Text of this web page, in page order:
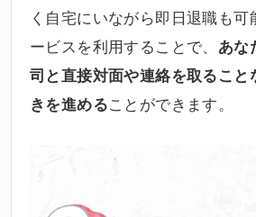
く自宅にいながら即日退職も可
ービスを利用することで、 あな
司と直接対面や連絡を取ること
きを進めることができます。